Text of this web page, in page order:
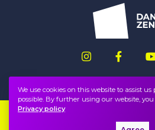
We use cookies on this website to assist
possible. By further using our website,
Privacy policy